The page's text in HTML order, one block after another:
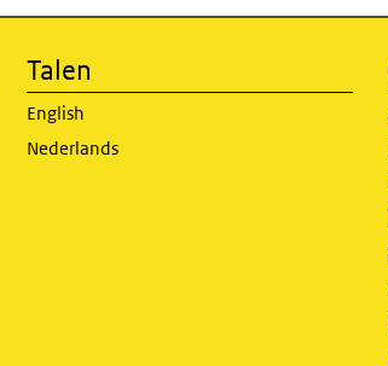
Talen
English
Nederlands